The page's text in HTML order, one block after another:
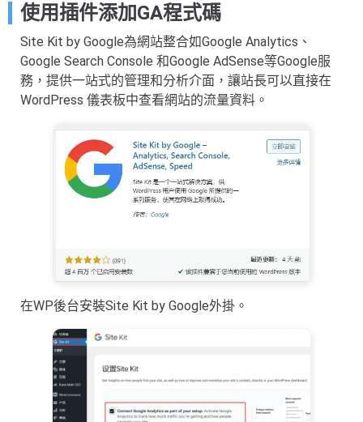
使用插件添加GA程式碼
Site Kit by Google為網站整合如Google Analytics、
Google Search Console 和Google AdSense等Google服
務，提供一站式的管理和分析介面，讓站長可以直接在
WordPress 儀表板中查看網站的流量資料。
在WP後台安裝Site Kit by Google外掛。